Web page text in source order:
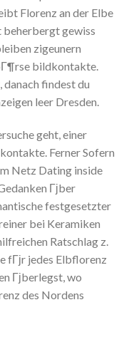
Florenz an der Elbe
beherbergt gewiss
zigeunern
bildkontakte.
danach findest du
leer Dresden.
geht, einer
Ferner Sofern
Netz Dating inside
Гјber
festgesetzter
bei Keramiken
Ratschlag z.
fГјr jedes Elbflorenz
Гјberlegst, wo
des Nordens